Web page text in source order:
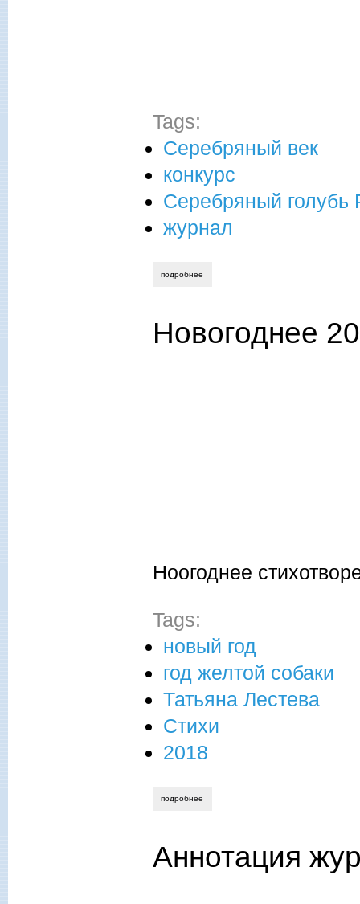
Tags:
Серебряный век
конкурс
Серебряный голубь
журнал
подробнее
Новогоднее
Ноогоднее
Tags:
новый год
год желтой собаки
Татьяна Лестева
Стихи
2018
подробнее
Аннотация